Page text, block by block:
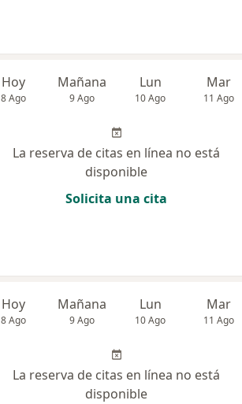
Hoy
8 Ago
Mañana
9 Ago
Lun
10 Ago
Mar
11 Ago
La reserva de citas en línea no está
disponible
Solicita una cita
Hoy
8 Ago
Mañana
9 Ago
Lun
10 Ago
Mar
11 Ago
La reserva de citas en línea no está
disponible